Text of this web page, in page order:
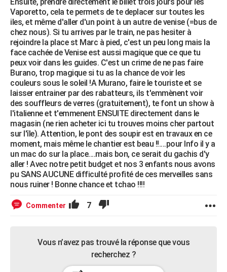
Vaporetto, cela te permets de te deplacer sur toutes les
iles, et même d'aller d'un point à un autre de venise (=bus de
chez nous). Si tu arrives par le train, ne pas hesiter à
rejoindre la place st Marc à pied, c'est un peu long mais la
face cachée de Venise est aussi magique que ce que tu
peux voir dans les guides. C'est un crime de ne pas faire
Burano, trop magique si tu as la chance de voir les
couleurs sous le soleil !A Murano, faire le touriste et se
laisser entrainer par des rabatteurs, ils t'emmènent voir
des souffleurs de verres (gratuitement), te font un show à
l'italienne et t'emmenent ENSUITE directement dans le
magasin (ne rien acheter ici tu trouves moins cher partout
sur l'île). Attention, le pont des soupir est en travaux en ce
moment, mais même le chantier est beau !!....pour Info il y a
un mac do sur la place....mais bon, ce serait du gachis d'y
aller ! Avec notre petit budget et nos 3 enfants nous avons
pu SANS AUCUNE difficulté profité de ces merveilles sans
nous ruiner ! Bonne chance et tchao !!!!
Commenter 7
Vous n’avez pas trouvé la réponse que vous
recherchez ?